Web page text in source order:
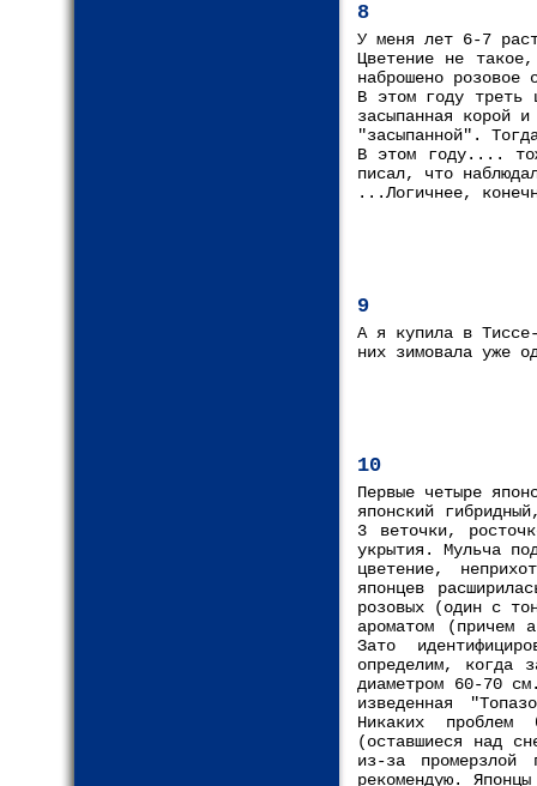
8
У меня лет 6-7
Цветение не
наброшено
В этом году треть
засыпанная корой
"засыпанной".
В этом году....
писал, что
...Логичнее,
9
А я купила в
них зимовала уже
10
Первые четыре
японский
3 веточки,
укрытия. Мульча
цветение,
японцев
розовых (один с
ароматом (причем
Зато
определим, когда
диаметром 60-70
изведенная
Никаких
(оставшиеся над
из-за промерзлой
рекомендую.